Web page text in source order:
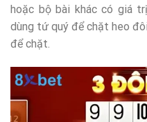
hoặc bộ bài khác có giá
dùng tứ quý để chặt heo
để chặt.